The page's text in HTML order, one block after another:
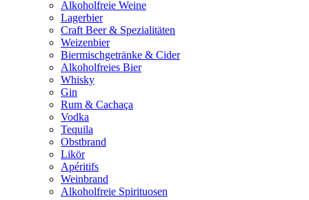
Alkoholfreie Weine
Lagerbier
Craft Beer & Spezialitäten
Weizenbier
Biermischgetränke & Cider
Alkoholfreies Bier
Whisky
Gin
Rum & Cachaça
Vodka
Tequila
Obstbrand
Likör
Apéritifs
Weinbrand
Alkoholfreie Spirituosen